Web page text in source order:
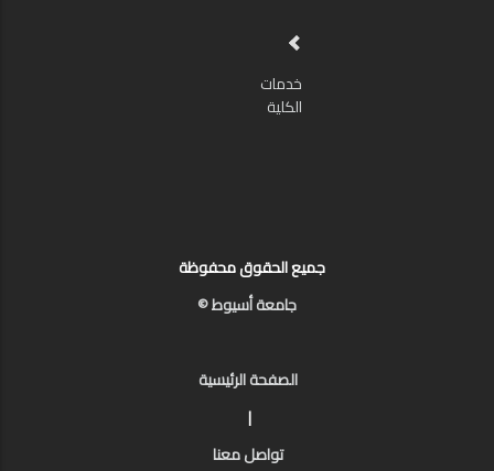
خدمات
الكلية
جميع الحقوق محفوظة
جامعة أسيوط ©
الصفحة الرئيسية
|
تواصل معنا